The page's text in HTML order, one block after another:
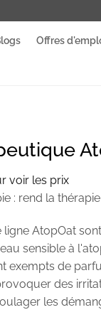
Offres
voir les prix
: rend la
ligne AtopOat
sensible à
exempts de
des
les